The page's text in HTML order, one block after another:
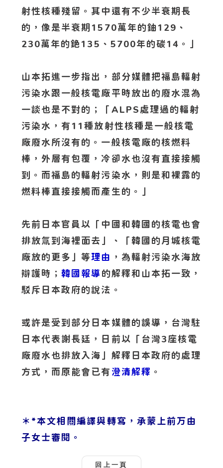
射性核種殘留。其中還有不少半衰期長
的，像是半衰期1570萬年的鈾129、
230萬年的銫135、5700年的碳14。」
山本拓進一步指出，部分媒體把福島輻射
污染水跟一般核電廠平時放出的廢水混為
一談也是不對的；「ALPS處理過的輻射
污染水，有11種放射性核種是一般核電
廠廢水所沒有的。一般核電廠的核燃料
棒，外層有包覆，冷卻水也沒有直接接觸
到。而福島的輻射污染水，則是和裸露的
燃料棒直接接觸而產生的。」
先前日本官員以「中國和韓國的核電也會
排放氚到海裡面去」、「韓國的月城核電
廠放的更多」等理由 ，為輻射污染水海放
辯護時；韓國報導 的解釋和山本拓一致，
駁斥日本政府的說法。
或許是受到部分日本媒體的誤導，台灣駐
日本代表謝長廷，日前以「台灣3座核電
廠廢水也排放入海」解釋日本政府的處理
方式，而原能會已有 澄清解釋 。
＊*本文相關編譯與轉寫，承蒙上前万由
子女士審閱。